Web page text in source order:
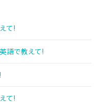
て!
語で教えて!
て!